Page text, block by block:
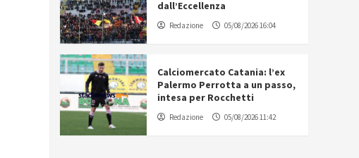
dall’Eccellenza
Redazione 05/08/2026 16:04
Calciomercato Catania: l’ex
Palermo Perrotta a un passo,
intesa per Rocchetti
Redazione 05/08/2026 11:42